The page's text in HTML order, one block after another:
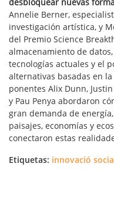
Annelie Berner,
investigación artística, y
del Premio Science
almacenamiento de
tecnologías actuales y el
alternativas basadas en
ponentes Alix Dunn,
y Pau Penya abordaron
gran demanda de
paisajes, economías y
conectaron estas
Etiquetas: innovació